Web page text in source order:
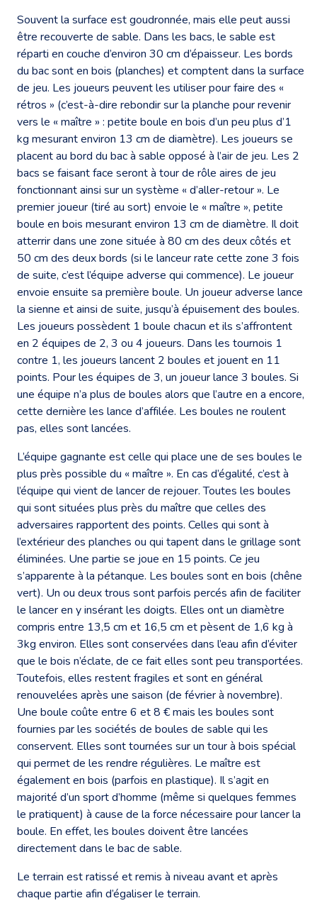
Souvent la surface est goudronnée, mais elle peut aussi
être recouverte de sable. Dans les bacs, le sable est
réparti en couche d’environ 30 cm d’épaisseur. Les bords
du bac sont en bois (planches) et comptent dans la surface
de jeu. Les joueurs peuvent les utiliser pour faire des «
rétros » (c’est-à-dire rebondir sur la planche pour revenir
vers le « maître » : petite boule en bois d’un peu plus d’1
kg mesurant environ 13 cm de diamètre). Les joueurs se
placent au bord du bac à sable opposé à l’air de jeu. Les 2
bacs se faisant face seront à tour de rôle aires de jeu
fonctionnant ainsi sur un système « d’aller-retour ». Le
premier joueur (tiré au sort) envoie le « maître », petite
boule en bois mesurant environ 13 cm de diamètre. Il doit
atterrir dans une zone située à 80 cm des deux côtés et
50 cm des deux bords (si le lanceur rate cette zone 3 fois
de suite, c’est l’équipe adverse qui commence). Le joueur
envoie ensuite sa première boule. Un joueur adverse lance
la sienne et ainsi de suite, jusqu’à épuisement des boules.
Les joueurs possèdent 1 boule chacun et ils s’affrontent
en 2 équipes de 2, 3 ou 4 joueurs. Dans les tournois 1
contre 1, les joueurs lancent 2 boules et jouent en 11
points. Pour les équipes de 3, un joueur lance 3 boules. Si
une équipe n’a plus de boules alors que l’autre en a encore,
cette dernière les lance d’affilée. Les boules ne roulent
pas, elles sont lancées.
L’équipe gagnante est celle qui place une de ses boules le
plus près possible du « maître ». En cas d’égalité, c’est à
l’équipe qui vient de lancer de rejouer. Toutes les boules
qui sont situées plus près du maître que celles des
adversaires rapportent des points. Celles qui sont à
l’extérieur des planches ou qui tapent dans le grillage sont
éliminées. Une partie se joue en 15 points. Ce jeu
s’apparente à la pétanque. Les boules sont en bois (chêne
vert). Un ou deux trous sont parfois percés afin de faciliter
le lancer en y insérant les doigts. Elles ont un diamètre
compris entre 13,5 cm et 16,5 cm et pèsent de 1,6 kg à
3kg environ. Elles sont conservées dans l’eau afin d’éviter
que le bois n’éclate, de ce fait elles sont peu transportées.
Toutefois, elles restent fragiles et sont en général
renouvelées après une saison (de février à novembre).
Une boule coûte entre 6 et 8 € mais les boules sont
fournies par les sociétés de boules de sable qui les
conservent. Elles sont tournées sur un tour à bois spécial
qui permet de les rendre régulières. Le maître est
également en bois (parfois en plastique). Il s’agit en
majorité d’un sport d’homme (même si quelques femmes
le pratiquent) à cause de la force nécessaire pour lancer la
boule. En effet, les boules doivent être lancées
directement dans le bac de sable.
Le terrain est ratissé et remis à niveau avant et après
chaque partie afin d’égaliser le terrain.